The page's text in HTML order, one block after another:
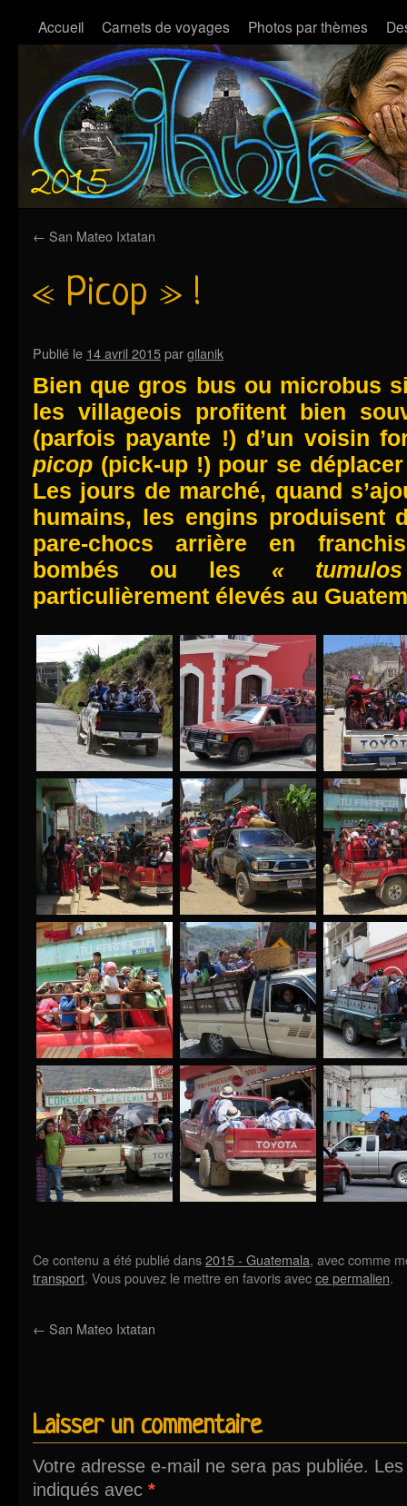
Accueil Carnets de voyages Photos par thèmes
← San Mateo Ixtatan
« Picop » !
Publié le 14 avril 2015pargilanik
Bien que gros bus ou microbus
les villageois profitent bien
(parfois payante !) d’un voisin
picop (pick-up !) pour se déplacer
Les jours de marché, quand
humains, les engins produisent
pare-chocs arrière en
bombés ou les «
particulièrement élevés au
Ce contenu a été publié dans2015 - Guatemala, avec comme
transport. Vous pouvez le mettre en favoris avecce permalien.
← San Mateo Ixtatan
Laisser un commentaire
Votre adresse e-mail ne sera pas publiée.
indiqués avec *